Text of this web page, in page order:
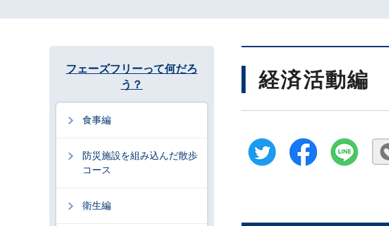
経済活動編
フェーズフリーって何だろ
う？
食事編
防災施設を組み込んだ散歩
コース
衛生編